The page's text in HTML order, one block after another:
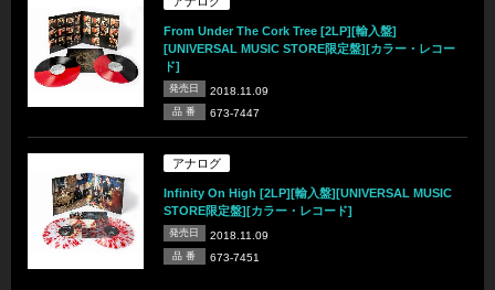
From Under The Cork Tree [2LP][輸入盤]
[UNIVERSAL MUSIC STORE限定盤][カラー・レコー
ド]
発売日 2018.11.09
品 番 673-7447
アナログ
Infinity On High [2LP][輸入盤][UNIVERSAL MUSIC
STORE限定盤][カラー・レコード]
発売日 2018.11.09
品 番 673-7451